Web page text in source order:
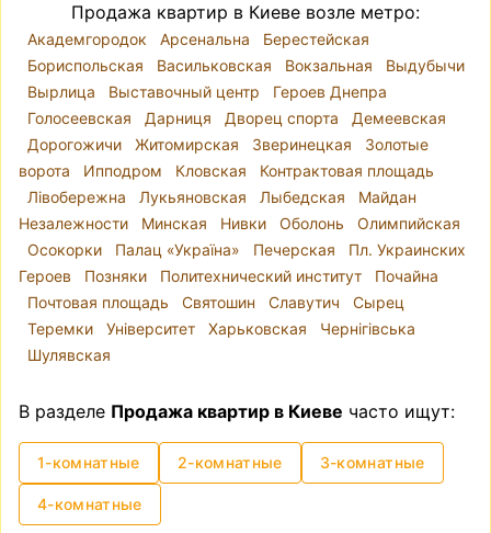
сдачи в аренду), так и для собственного
проживания.
Продажа квартиры без посредников
недорого
Такой вопрос возникает довольно часто —
купить квартиру без посредника. И
действительно — нужен ли риелтор, зачем
платить дополнительные деньги? Примерно
такие же вопросы появляются, когда делаешь
ремонт — а нужен ли дизайнер? Вы можете
самостоятельно найти квартиру, которая
подходит вам по всем критериям и которую
предлагает владелец, проверить, в порядке ли
все документы на квартиру, согласовать все
провести сделку. Однако стоит отметить, что
это может быть довольно хлопотным и
нервным процессом.
Продажа квартир в Киеве возле метро:
Академгородок Арсенальна
Берестейская
Бориспольская
Васильковская Вокзальная
Выдубычи
Вырлица
Выставочный центр
Героев Днепра
Голосеевская
Дарниця Дворец спорта
Демеевская
Дорогожичи
Житомирская Зверинецкая
Золотые
ворота
Ипподром Кловская
Контрактовая площадь
Лівобережна
Лукьяновская Лыбедская
Майдан
Незалежности
Минская Нивки Оболонь
Олимпийская
Осокорки
Палац «Україна» Печерская
Пл. Украинских
Героев
Позняки Политехнический институт
Почайна
Почтовая площадь
Святошин Славутич
Сырец
Теремки
Університет Харьковская
Чернігівська
Шулявская
В разделе Продажа квартир в Киеве часто ищут:
1-комнатные 2-комнатные 3-комнатные
4-комнатные